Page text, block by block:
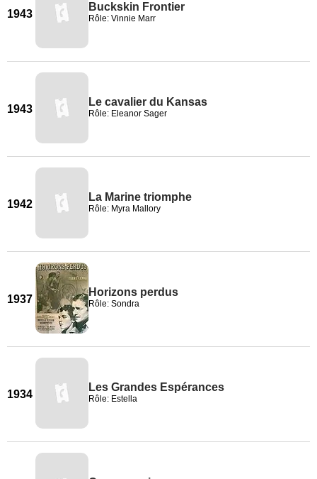
1943
Buckskin Frontier
Rôle: Vinnie Marr
1943
Le cavalier du Kansas
Rôle: Eleanor Sager
1942
La Marine triomphe
Rôle: Myra Mallory
1937
Horizons perdus
Rôle: Sondra
1934
Les Grandes Espérances
Rôle: Estella